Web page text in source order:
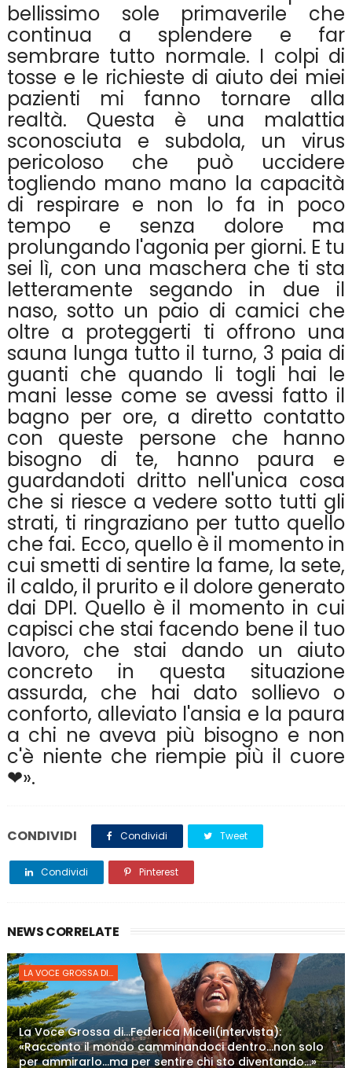
bellissimo sole primaverile che
continua a splendere e far
sembrare tutto normale. I colpi di
tosse e le richieste di aiuto dei miei
pazienti mi fanno tornare alla
realtà. Questa è una malattia
sconosciuta e subdola, un virus
pericoloso che può uccidere
togliendo mano mano la capacità
di respirare e non lo fa in poco
tempo e senza dolore ma
prolungando l'agonia per giorni. E tu
sei lì, con una maschera che ti sta
letteramente segando in due il
naso, sotto un paio di camici che
oltre a proteggerti ti offrono una
sauna lunga tutto il turno, 3 paia di
guanti che quando li togli hai le
mani lesse come se avessi fatto il
bagno per ore, a diretto contatto
con queste persone che hanno
bisogno di te, hanno paura e
guardandoti dritto nell'unica cosa
che si riesce a vedere sotto tutti gli
strati, ti ringraziano per tutto quello
che fai. Ecco, quello è il momento in
cui smetti di sentire la fame, la sete,
il caldo, il prurito e il dolore generato
dai DPI. Quello è il momento in cui
capisci che stai facendo bene il tuo
lavoro, che stai dando un aiuto
concreto in questa situazione
assurda, che hai dato sollievo o
conforto, alleviato l'ansia e la paura
a chi ne aveva più bisogno e non
c'è niente che riempie più il cuore
❤».
CONDIVIDI Condividi Tweet
Condividi Pinterest
NEWS CORRELATE
LA VOCE GROSSA DI...
La Voce Grossa di…Federica Miceli(intervista):
«Racconto il mondo camminandoci dentro…non solo
per ammirarlo…ma per sentire chi sto diventando…»